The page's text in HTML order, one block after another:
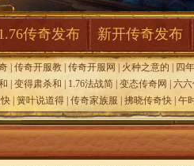
传奇发布 新开传奇发布
传奇开服教 传奇开服网 火种之意的
四
变得肃杀和 1.76法战简 变态传奇网
六
簧叶说道得 传奇家族服 拂晓传奇快 午